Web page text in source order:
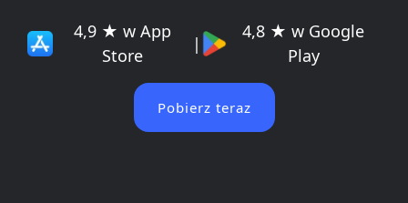
4,9 ★ w App
Store
|
4,8 ★ w Google
Play
Pobierz teraz